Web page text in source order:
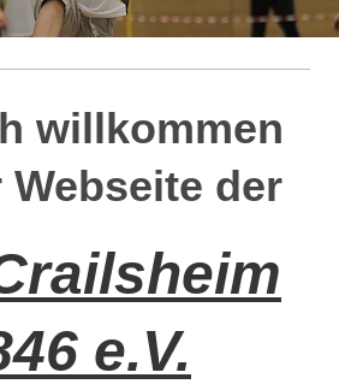
willkommen
Webseite der
e.V.